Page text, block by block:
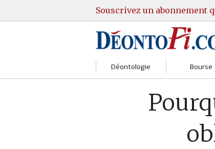
Souscrivez un abonnement
Déontologie Bourse
Guide
Guide Sicav